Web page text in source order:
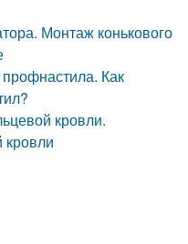
Монтаж конькового
Как
кровли.
кровли